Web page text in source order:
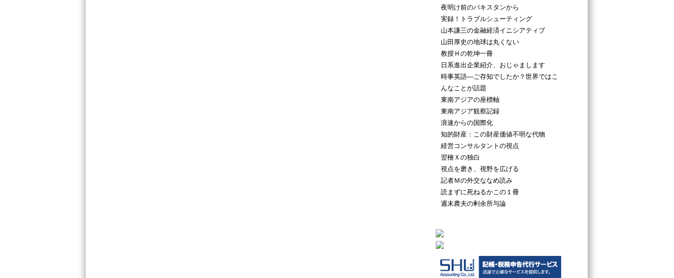
夜明け前のパキスタンから
実録！トラブルシューティング
山本謙三の金融経済イニシアティブ
山田厚史の地球は丸くない
教授Ｈの乾坤一冊
日系進出企業紹介、おじゃまします
時事英語―ご存知でしたか？世界ではこ
んなことが話題
東南アジアの座標軸
東南アジア観察記録
浪速からの国際化
知的財産：この財産価値不明な代物
経営コンサルタントの視点
翌檜Ｘの独白
視点を磨き、視野を広げる
記者Ｍの外交ななめ読み
読まずに死ねるかこの１冊
週末農夫の剰余所与論